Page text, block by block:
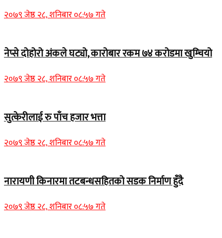
२०७९ जेष्ठ २८, शनिबार ०८:५७ गते
नेप्से दोहोरो अंकले घट्यो, कारोबार रकम ७४ करोडमा खुम्चियो
२०७९ जेष्ठ २८, शनिबार ०८:५७ गते
सुत्केरीलाई रु पाँच हजार भत्ता
२०७९ जेष्ठ २८, शनिबार ०८:५७ गते
नारायणी किनारमा तटबन्धसहितको सडक निर्माण हुँदै
२०७९ जेष्ठ २८, शनिबार ०८:५७ गते